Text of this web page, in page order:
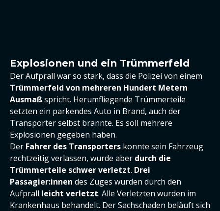
Explosionen und ein Trümmerfeld
Der Aufprall war so stark, dass die Polizei von einem
Trümmerfeld von mehreren Hundert Metern
Ausmaßspricht. Herumfliegende Trümmerteile
setzten ein parkendes Auto in Brand, auch der
Transporter selbst brannte. Es soll mehrere
Explosionen gegeben haben.
Der Fahrer des Transporters konnte sein Fahrzeug
rechtzeitig verlassen, wurde aber durch die
Trümmerteile schwer verletzt. Drei
Passagier:innen des Zuges wurden durch den
Aufprall leicht verletzt. Alle Verletzten wurden im
Krankenhaus behandelt. Der Sachschaden beläuft sich